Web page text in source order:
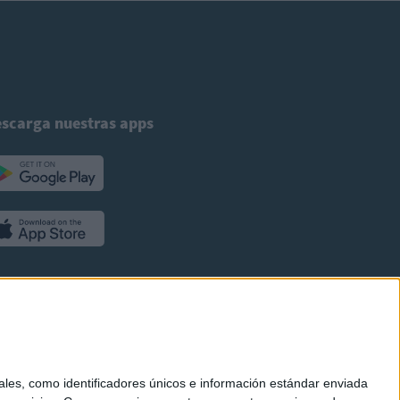
como identificadores únicos e información estándar enviada
nuestras apps